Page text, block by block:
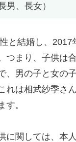
男、長女）
と結婚し、
つまり、子供は
、男の子と女の
れは相武紗季さ
す。
に関しては、本